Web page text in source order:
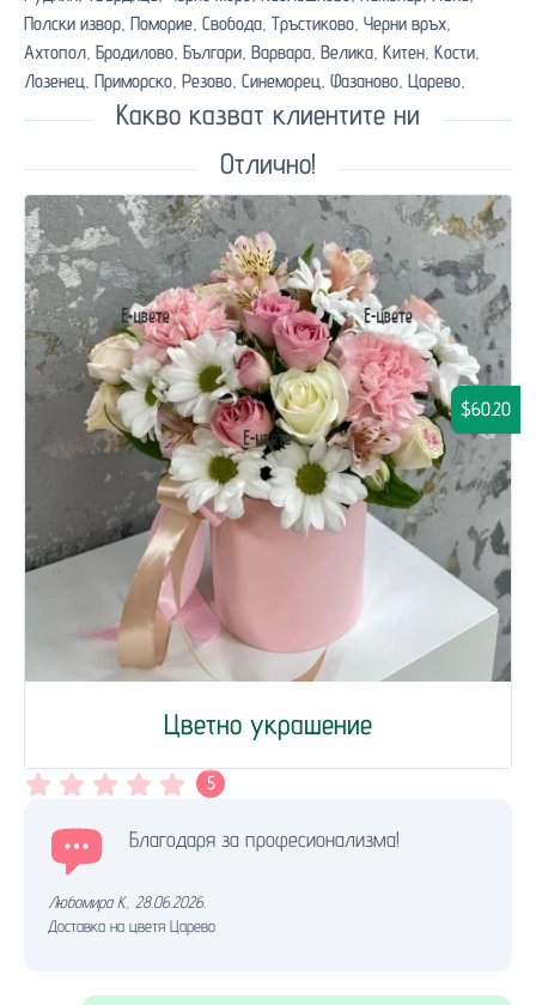
Полски извор, Поморие, Свобода, Тръстиково, Черни връх,
Ахтопол, Бродилово, Българи, Варвара, Велика, Китен, Кости,
Лозенец, Приморско, Резово, Синеморец, Фазаново, Царево,
Какво казват клиентите ни
Отлично!
Цветно украшение
$60.20
5
Благодаря за професионализма!
Любомира K., 28.06.2026.
Доставка на цветя Царево